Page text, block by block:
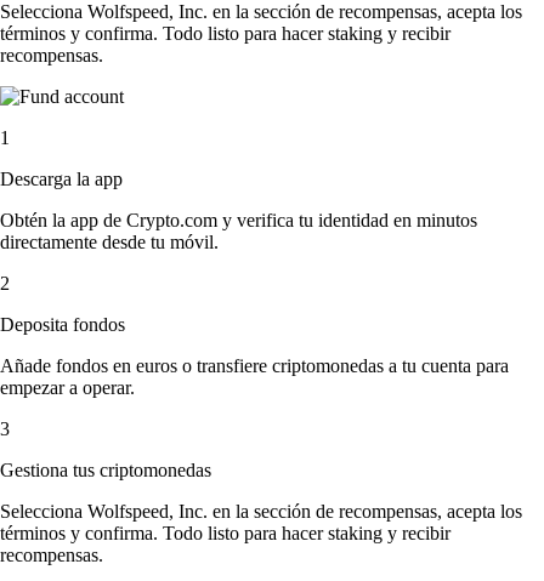
Selecciona Wolfspeed, Inc. en la sección de recompensas, acepta los
términos y confirma. Todo listo para hacer staking y recibir
recompensas.
1
Descarga la app
Obtén la app de Crypto.com y verifica tu identidad en minutos
directamente desde tu móvil.
2
Deposita fondos
Añade fondos en euros o transfiere criptomonedas a tu cuenta para
empezar a operar.
3
Gestiona tus criptomonedas
Selecciona Wolfspeed, Inc. en la sección de recompensas, acepta los
términos y confirma. Todo listo para hacer staking y recibir
recompensas.